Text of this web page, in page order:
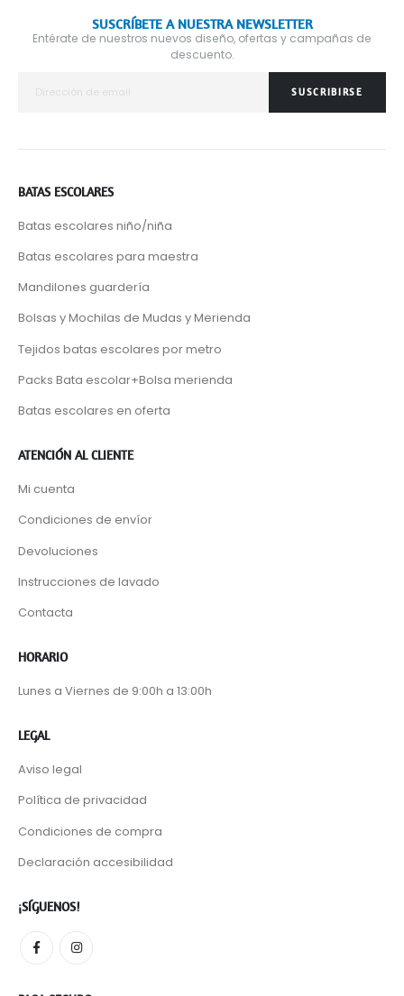
SUSCRÍBETE A NUESTRA NEWSLETTER
Entérate de nuestros nuevos diseño, ofertas y campañas de
descuento.
SUSCRIBIRSE
BATAS ESCOLARES
Batas escolares niño/niña
Batas escolares para maestra
Mandilones guardería
Bolsas y Mochilas de Mudas y Merienda
Tejidos batas escolares por metro
Packs Bata escolar+Bolsa merienda
Batas escolares en oferta
ATENCIÓN AL CLIENTE
Mi cuenta
Condiciones de envíor
Devoluciones
Instrucciones de lavado
Contacta
HORARIO
Lunes a Viernes de 9:00h a 13:00h
LEGAL
Aviso legal
Política de privacidad
Condiciones de compra
Declaración accesibilidad
¡SÍGUENOS!